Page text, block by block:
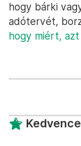
hogy bárki
adótervét,
hogy miért,